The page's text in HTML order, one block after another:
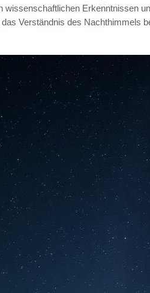
wissenschaftlichen Erkenntnissen
Verständnis des Nachthimmels